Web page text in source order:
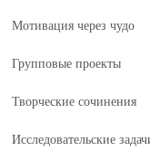
Мотивация через чудо
Групповые проекты
Творческие сочинения
Исследовательские